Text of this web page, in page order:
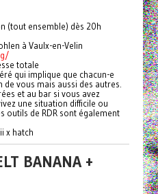
(tout ensemble) dès 20h
à Vaulx-en-Velin
totale
qui implique que chacun-e
vous mais aussi des autres.
et au bar si vous avez
une situation difficile ou
outils de RDR sont également
x hatch
BANANA +